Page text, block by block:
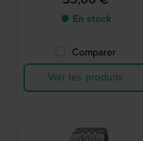
● En stock
Comparer
Voir les produits